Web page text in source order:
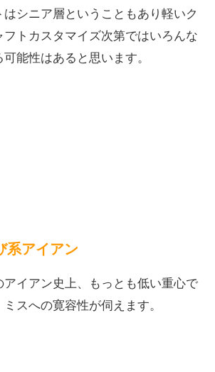
はシニア層ということもあり軽いク
フトカスタマイズ次第ではいろんな
可能性はあると思います。
系アイアン
イアン史上、
もっとも低い重心で
スへの寛容性が伺えます。